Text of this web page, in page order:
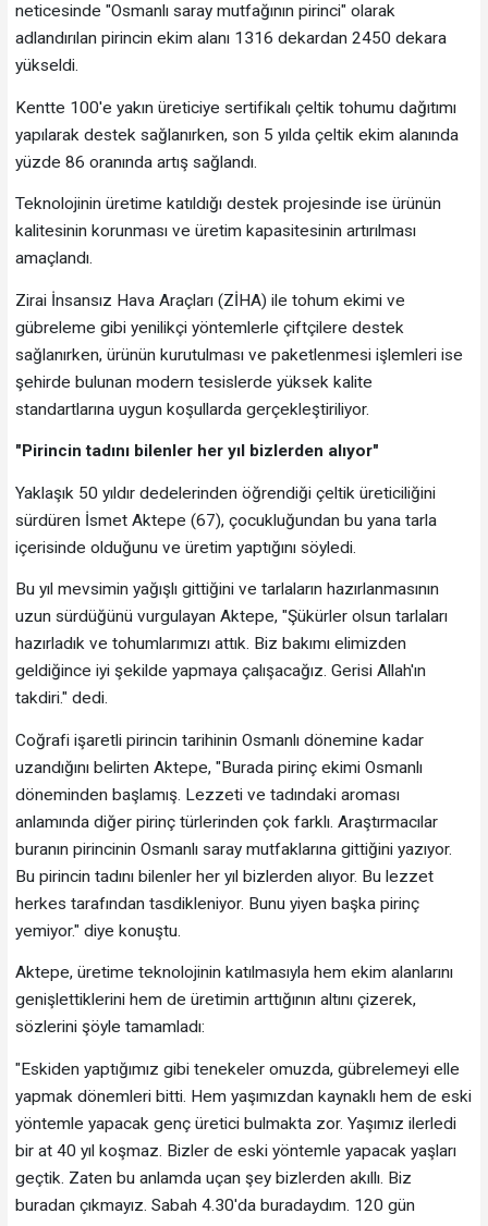
neticesinde "Osmanlı saray mutfağının pirinci" olarak
adlandırılan pirincin ekim alanı 1316 dekardan 2450 dekara
yükseldi.
Kentte 100'e yakın üreticiye sertifikalı çeltik tohumu dağıtımı
yapılarak destek sağlanırken, son 5 yılda çeltik ekim alanında
yüzde 86 oranında artış sağlandı.
Teknolojinin üretime katıldığı destek projesinde ise ürünün
kalitesinin korunması ve üretim kapasitesinin artırılması
amaçlandı.
Zirai İnsansız Hava Araçları (ZİHA) ile tohum ekimi ve
gübreleme gibi yenilikçi yöntemlerle çiftçilere destek
sağlanırken, ürünün kurutulması ve paketlenmesi işlemleri ise
şehirde bulunan modern tesislerde yüksek kalite
standartlarına uygun koşullarda gerçekleştiriliyor.
"Pirincin tadını bilenler her yıl bizlerden alıyor"
Yaklaşık 50 yıldır dedelerinden öğrendiği çeltik üreticiliğini
sürdüren İsmet Aktepe (67), çocukluğundan bu yana tarla
içerisinde olduğunu ve üretim yaptığını söyledi.
Bu yıl mevsimin yağışlı gittiğini ve tarlaların hazırlanmasının
uzun sürdüğünü vurgulayan Aktepe, "Şükürler olsun tarlaları
hazırladık ve tohumlarımızı attık. Biz bakımı elimizden
geldiğince iyi şekilde yapmaya çalışacağız. Gerisi Allah'ın
takdiri." dedi.
Coğrafi işaretli pirincin tarihinin Osmanlı dönemine kadar
uzandığını belirten Aktepe, "Burada pirinç ekimi Osmanlı
döneminden başlamış. Lezzeti ve tadındaki aroması
anlamında diğer pirinç türlerinden çok farklı. Araştırmacılar
buranın pirincinin Osmanlı saray mutfaklarına gittiğini yazıyor.
Bu pirincin tadını bilenler her yıl bizlerden alıyor. Bu lezzet
herkes tarafından tasdikleniyor. Bunu yiyen başka pirinç
yemiyor." diye konuştu.
Aktepe, üretime teknolojinin katılmasıyla hem ekim alanlarını
genişlettiklerini hem de üretimin arttığının altını çizerek,
sözlerini şöyle tamamladı:
"Eskiden yaptığımız gibi tenekeler omuzda, gübrelemeyi elle
yapmak dönemleri bitti. Hem yaşımızdan kaynaklı hem de eski
yöntemle yapacak genç üretici bulmakta zor. Yaşımız ilerledi
bir at 40 yıl koşmaz. Bizler de eski yöntemle yapacak yaşları
geçtik. Zaten bu anlamda uçan şey bizlerden akıllı. Biz
buradan çıkmayız. Sabah 4.30'da buradaydım. 120 gün